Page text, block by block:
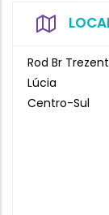
Rod Br
Lúcia
Centro-Sul